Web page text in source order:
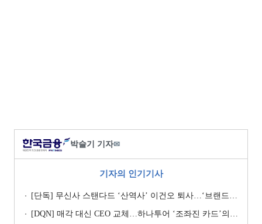
박슬기 기자✉
기자의 인기기사
[단독] 무신사 스탠다드 ‘산역사’ 이건오 퇴사…‘브랜드 정체성’ 전환점 맞나
[DQN] 매각 대신 CEO 교체…하나투어 ‘조좌진 카드’의 속내 [Z-스코어 기업가치 바로보기]